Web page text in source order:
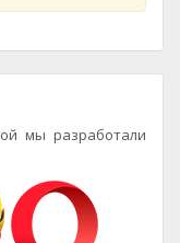
мы разработали